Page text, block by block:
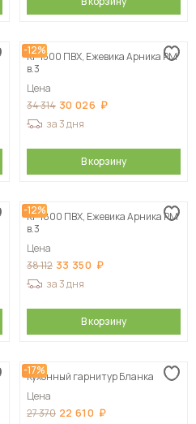
-12%
КГ 1500 ПВХ, Ежевика Арника РМ
в.3
Цена
34 314 30 026
за 3 дня
В корзину
-12%
КГ 1800 ПВХ, Ежевика Арника РМ
в.3
Цена
38 112 33 350
за 3 дня
В корзину
-17%
Кухонный гарнитур Бланка
Цена
27 370 22 610